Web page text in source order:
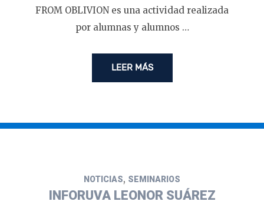
FROM OBLIVION es una actividad realizada
por alumnas y alumnos …
LEER MÁS
NOTICIAS, SEMINARIOS
INFORUVA LEONOR SUÁREZ